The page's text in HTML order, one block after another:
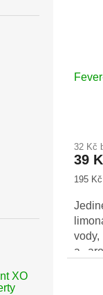
XO
32 Kč
39
Měrná
195
a